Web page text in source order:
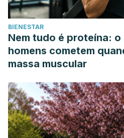
BIENESTAR
Nem tudo é proteína:
homens cometem
massa muscular